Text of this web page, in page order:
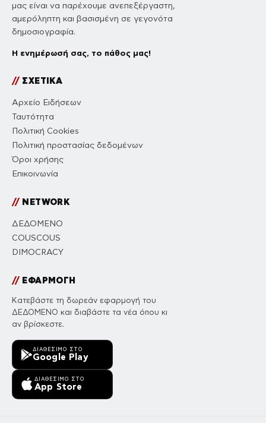
μας είναι να παρέχουμε ανεπεξέργαστη,
αμερόληπτη και βασισμένη σε γεγονότα
δημοσιογραφία.
Η ενημέρωσή σας, το πάθος μας!
//ΣΧΕΤΙΚΑ
Αρχείο Ειδήσεων
Ταυτότητα
Πολιτική Cookies
Πολιτική προστασίας δεδομένων
Όροι χρήσης
Επικοινωνία
//NETWORK
ΔΕΔΟΜΕΝΟ
COUSCOUS
DIMOCRACY
//ΕΦΑΡΜΟΓΗ
Κατεβάστε τη δωρεάν εφαρμογή του
ΔΕΔΟΜΕΝΟ και διαβάστε τα νέα όπου κι
αν βρίσκεστε.
ΔΙΑΘΈΣΙΜΟ ΣΤΟ
Google Play
ΔΙΑΘΈΣΙΜΟ ΣΤΟ
App Store